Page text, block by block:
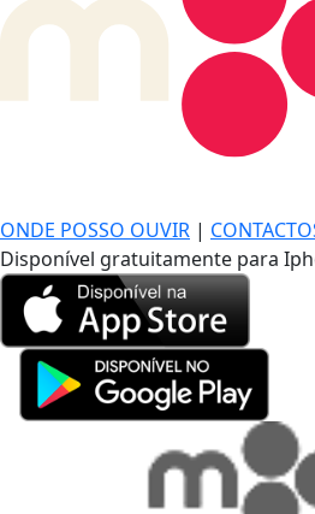
ONDE POSSO OUVIR |
Disponível gratuitamente para